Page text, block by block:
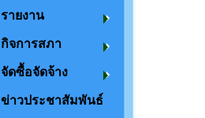
รายงาน
กิจการสภา
จัดซื้อจัดจ้าง
ข่าวประชาสัมพันธ์